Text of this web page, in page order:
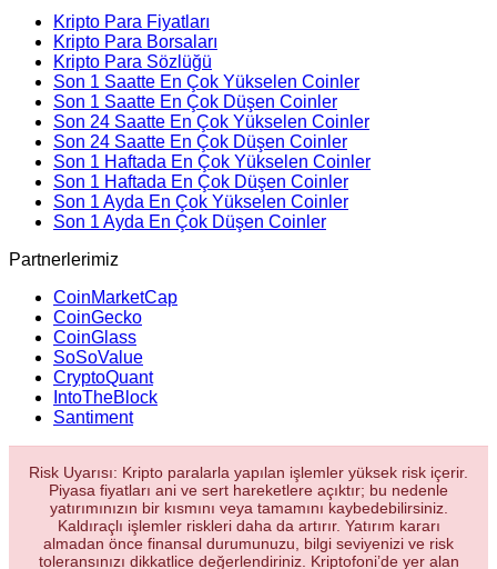
Kripto Para Fiyatları
Kripto Para Borsaları
Kripto Para Sözlüğü
Son 1 Saatte En Çok Yükselen Coinler
Son 1 Saatte En Çok Düşen Coinler
Son 24 Saatte En Çok Yükselen Coinler
Son 24 Saatte En Çok Düşen Coinler
Son 1 Haftada En Çok Yükselen Coinler
Son 1 Haftada En Çok Düşen Coinler
Son 1 Ayda En Çok Yükselen Coinler
Son 1 Ayda En Çok Düşen Coinler
Partnerlerimiz
CoinMarketCap
CoinGecko
CoinGlass
SoSoValue
CryptoQuant
IntoTheBlock
Santiment
Risk Uyarısı: Kripto paralarla yapılan işlemler yüksek risk içerir.
Piyasa fiyatları ani ve sert hareketlere açıktır; bu nedenle
yatırımınızın bir kısmını veya tamamını kaybedebilirsiniz.
Kaldıraçlı işlemler riskleri daha da artırır. Yatırım kararı
almadan önce finansal durumunuzu, bilgi seviyenizi ve risk
toleransınızı dikkatlice değerlendiriniz. Kriptofoni’de yer alan